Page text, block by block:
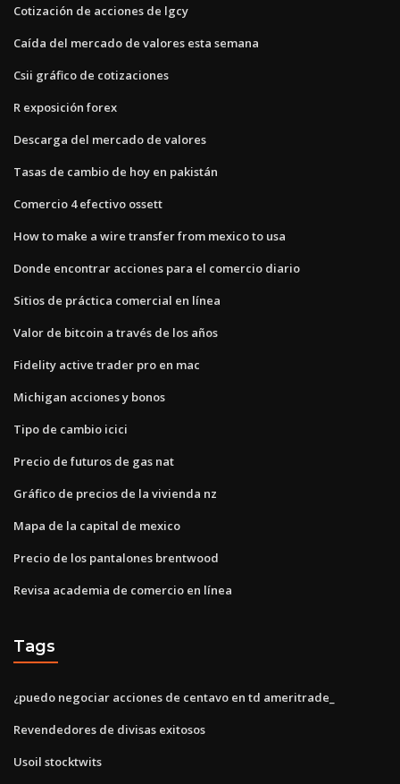
Cotización de acciones de lgcy
Caída del mercado de valores esta semana
Csii gráfico de cotizaciones
R exposición forex
Descarga del mercado de valores
Tasas de cambio de hoy en pakistán
Comercio 4 efectivo ossett
How to make a wire transfer from mexico to usa
Donde encontrar acciones para el comercio diario
Sitios de práctica comercial en línea
Valor de bitcoin a través de los años
Fidelity active trader pro en mac
Michigan acciones y bonos
Tipo de cambio icici
Precio de futuros de gas nat
Gráfico de precios de la vivienda nz
Mapa de la capital de mexico
Precio de los pantalones brentwood
Revisa academia de comercio en línea
Tags
¿puedo negociar acciones de centavo en td ameritrade_
Revendedores de divisas exitosos
Usoil stocktwits